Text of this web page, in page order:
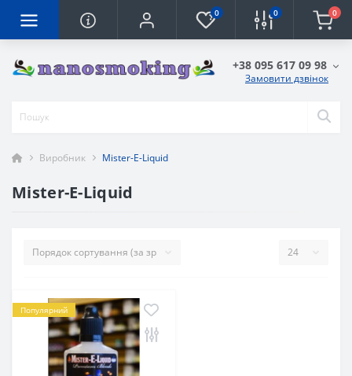
0 0 0
+38 095 617 09 98
Замовити дзвінок
Виробник Mister-E-Liquid
Mister-E-Liquid
Популярний